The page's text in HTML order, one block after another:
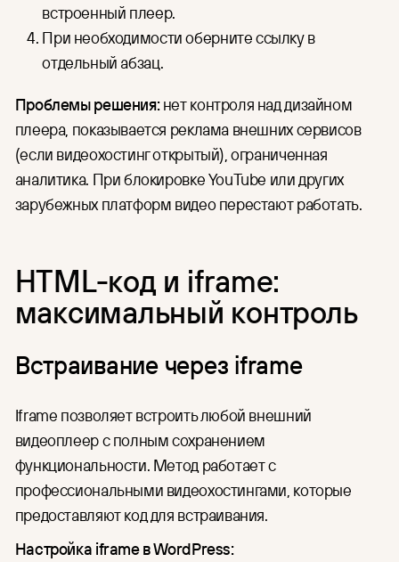
встроенный плеер.
При необходимости оберните ссылку в
отдельный абзац.
Проблемы решения:нет контроля над дизайном
плеера, показывается реклама внешних сервисов
(если видеохостинг открытый), ограниченная
аналитика. При блокировке YouTube или других
зарубежных платформ видео перестают работать.
HTML-код и iframe:
максимальный контроль
Встраивание через iframe
Iframe позволяет встроить любой внешний
видеоплеер с полным сохранением
функциональности. Метод работает с
профессиональными видеохостингами, которые
предоставляют код для встраивания.
Настройка iframe в WordPress: